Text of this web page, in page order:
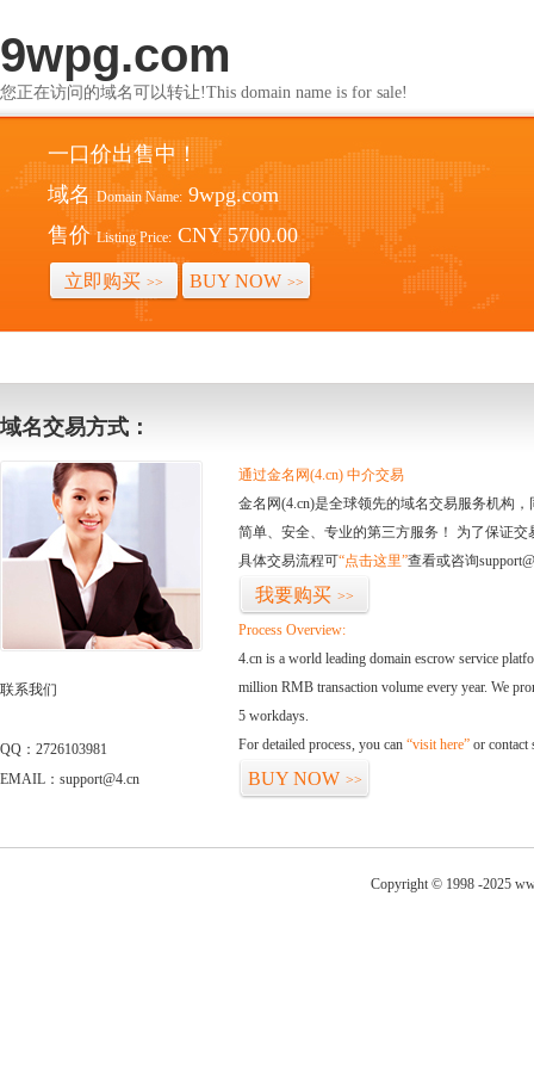
9wpg.com
您正在访问的域名可以转让!This domain name is for sale!
一口价出售中！
域名 Domain Name: 9wpg.com
售价 Listing Price: CNY 5700.00
立即购买 >> BUY NOW >>
域名交易方式：
联系我们
QQ：2726103981
EMAIL：support@4.cn
通过金名网(4.cn) 中介交易
金名网(4.cn)是全球领先的域名交易服务机构
简单、安全、专业的第三方服务！ 为了保证
具体交易流程可“点击这里”查看或咨询
我要购买 >>
Process Overview:
4.cn is a world leading domain escrow service
million RMB transaction volume every year. We
5 workdays.
For detailed process, you can “visit here” or contact
BUY NOW >>
Copyright © 1998 -2025